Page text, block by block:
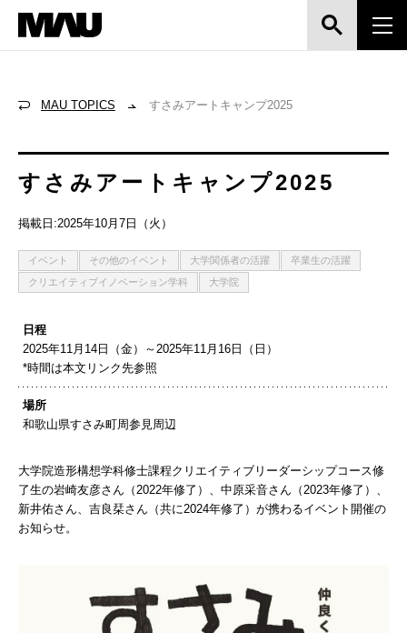
MAU TOPICS すさみアートキャンプ2025
すさみアートキャンプ2025
掲載日:2025年10月7日（火）
イベント その他のイベント 大学関係者の活躍
卒業生の活躍
クリエイティブイノベーション学科
大学院
日程
2025年11月14日（金）～2025年11月16日（日）
*時間は本文リンク先参照
場所
和歌山県すさみ町周参見周辺
大学院造形構想学科修士課程クリエイティブリーダーシップコース修
了生の岩崎友彦さん（2022年修了）、中原采音さん（2023年修了）、
新井佑さん、吉良栞さん（共に2024年修了）が携わるイベント開催の
お知らせ。